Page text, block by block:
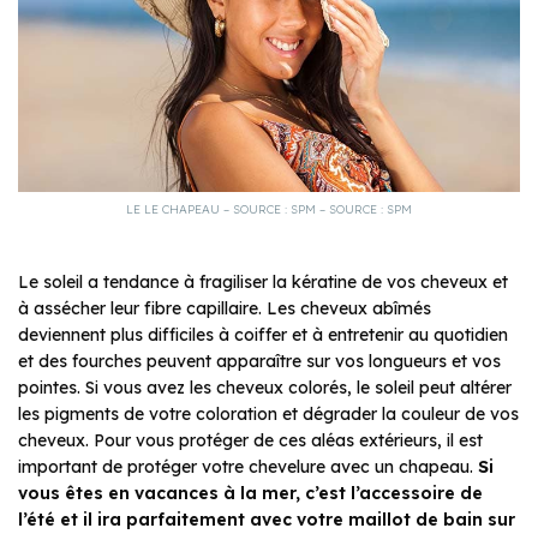
LE LE CHAPEAU – SOURCE : SPM – SOURCE : SPM
Le soleil a tendance à fragiliser la kératine de vos cheveux et
à assécher leur fibre capillaire. Les cheveux abîmés
deviennent plus difficiles à coiffer et à entretenir au quotidien
et des fourches peuvent apparaître sur vos longueurs et vos
pointes. Si vous avez les cheveux colorés, le soleil peut altérer
les pigments de votre coloration et dégrader la couleur de vos
cheveux. Pour vous protéger de ces aléas extérieurs, il est
important de protéger votre chevelure avec un chapeau. Si
vous êtes en vacances à la mer, c’est l’accessoire de
l’été et il ira parfaitement avec votre maillot de bain sur